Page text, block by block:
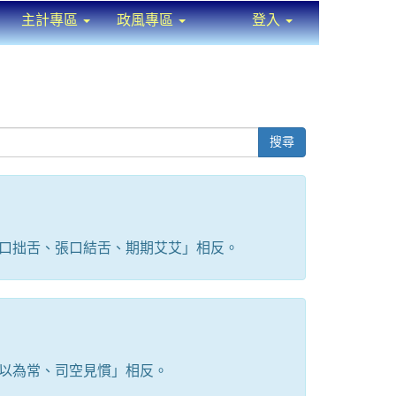
⏸
主計專區 政風專區 登入
搜尋
拙舌、張口結舌、期期艾艾」相反。
為常、司空見慣」相反。